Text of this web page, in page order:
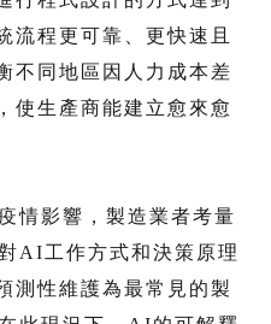
流程更可靠、更快速且
不同地區因人力成本差
使生產商能建立愈來愈
情影響，製造業者考量
AI工作方式和決策原理
測性維護為最常見的製